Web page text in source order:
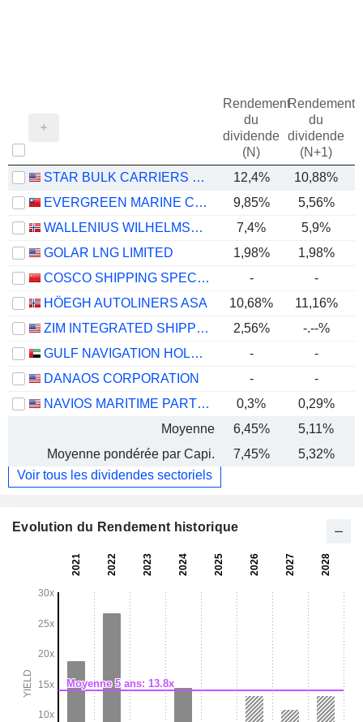
Rendement
du
dividende
(N)
Rendement
du
dividende
(N+1)
STAR BULK CARRIERS CORP. 12,4%
10,88%
EVERGREEN MARINE CORPORATION (TAIWAN) LTD.
9,85%
5,56%
WALLENIUS WILHELMSEN ASA
7,4%
5,9%
GOLAR LNG LIMITED
1,98% 1,98%
COSCO SHIPPING SPECIALIZED CARRIERS CO.,LTD.
- -
HÖEGH AUTOLINERS ASA
10,68%
11,16%
ZIM INTEGRATED SHIPPING SERVICES LTD.
2,56%
-.--%
GULF NAVIGATION HOLDING
-
-
DANAOS CORPORATION
-
-
NAVIOS MARITIME PARTNERS L.P.
0,3%
0,29%
Moyenne
6,45% 5,11%
Moyenne pondérée par Capi.
7,45% 5,32%
Voir tous les dividendes sectoriels
Evolution du Rendement historique